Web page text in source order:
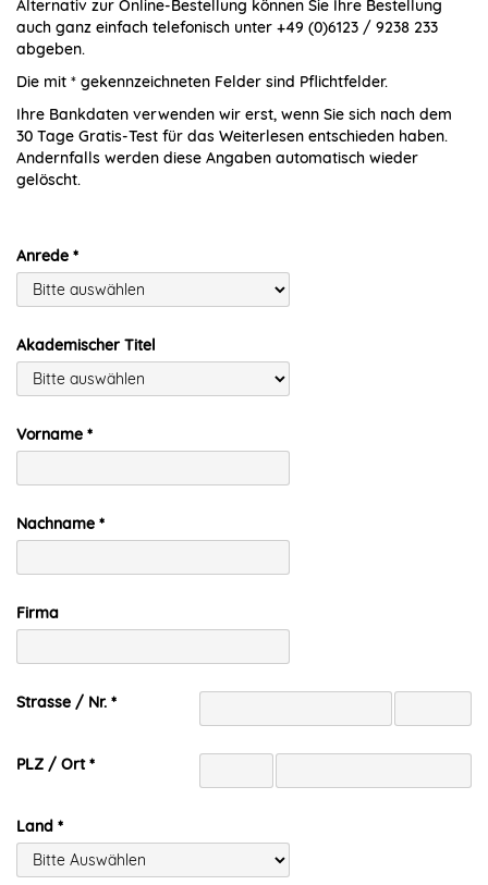
Alternativ zur Online-Bestellung können Sie Ihre Bestellung
auch ganz einfach telefonisch unter +49 (0)6123 / 9238 233
abgeben.
Die mit * gekennzeichneten Felder sind Pflichtfelder.
Ihre Bankdaten verwenden wir erst, wenn Sie sich nach dem
30 Tage Gratis-Test für das Weiterlesen entschieden haben.
Andernfalls werden diese Angaben automatisch wieder
gelöscht.
Anrede
Akademischer Titel
Vorname
Nachname
Firma
Strasse / Nr.
PLZ / Ort
Land